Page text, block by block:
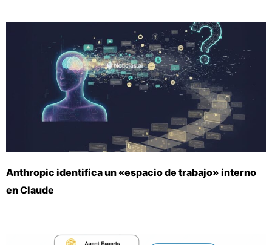
Anthropic identifica un «espacio de trabajo» interno
en Claude